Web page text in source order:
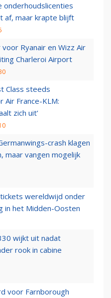
onderhoudslicenties
af, maar krapte blijft
Ryanair en Wizz Air
Charleroi Airport
Class steeds
Air France-KLM:
zich uit’
crash klagen
maar vangen mogelijk
wereldwijd onder
in het Midden-Oosten
wijkt uit nadat
rook in cabine
voor Farnborough